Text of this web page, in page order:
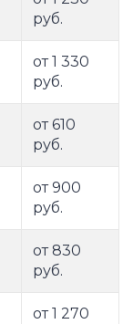
руб.
от 1 330
руб.
от 610
руб.
от 900
руб.
от 830
руб.
от 1 270